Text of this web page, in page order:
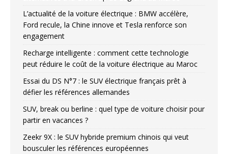
L’actualité de la voiture électrique : BMW accélère,
Ford recule, la Chine innove et Tesla renforce son
engagement
Recharge intelligente : comment cette technologie
peut réduire le coût de la voiture électrique au Maroc
Essai du DS N°7 : le SUV électrique français prêt à
défier les références allemandes
SUV, break ou berline : quel type de voiture choisir pour
partir en vacances ?
Zeekr 9X : le SUV hybride premium chinois qui veut
bousculer les références européennes